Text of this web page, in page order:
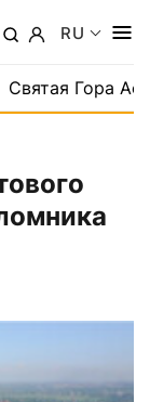
RU
Святая Гора